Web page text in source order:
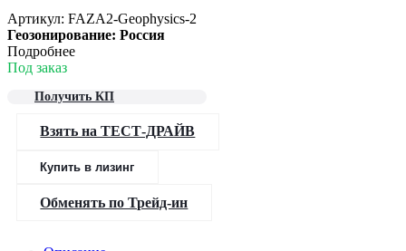
Артикул: FAZA2-Geophysics-2
Геозонирование: Россия
Подробнее
Под заказ
Получить КП
Взять на ТЕСТ-ДРАЙВ
Купить в лизинг
Обменять по Трейд-ин